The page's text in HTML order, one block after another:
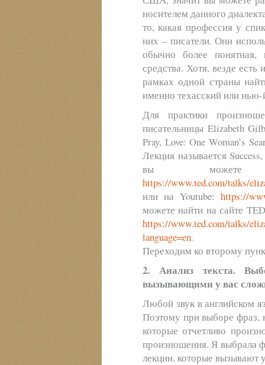
носителем данного
то, какая профессия у
них – писатели. Они
обычно более
средства. Хотя, везде есть
рамках одной страны
именно техасский или
Для практики
писательницы Elizabeth
Pray, Love: One Woman’s
Лекция называется
вы
https://www.ted.com/talks/
или на Youtube: https://
можете найти на сайте
https://www.ted.com/talks/
language=en.
Переходим ко второму
2. Анализ текста.
вызывающими у вас
Любой звук в английском
Поэтому при выборе фраз,
которые отчетливо
произношения. Я выбрала
лекции, которые